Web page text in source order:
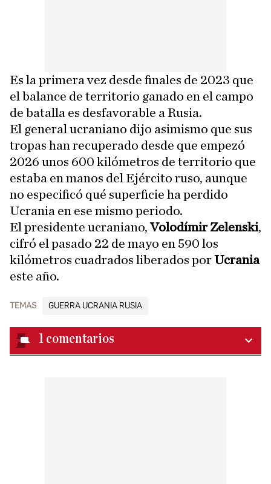
Es la primera vez desde finales de 2023 que
el balance de territorio ganado en el campo
de batalla es desfavorable a Rusia.
El general ucraniano dijo asimismo que sus
tropas han recuperado desde que empezó
2026 unos 600 kilómetros de territorio que
estaba en manos del Ejército ruso, aunque
no especificó qué superficie ha perdido
Ucrania en ese mismo periodo.
El presidente ucraniano,Volodímir Zelenski,
cifró el pasado 22 de mayo en 590 los
kilómetros cuadrados liberados porUcrania
este año.
TEMAS GUERRA UCRANIA RUSIA
1 comentarios